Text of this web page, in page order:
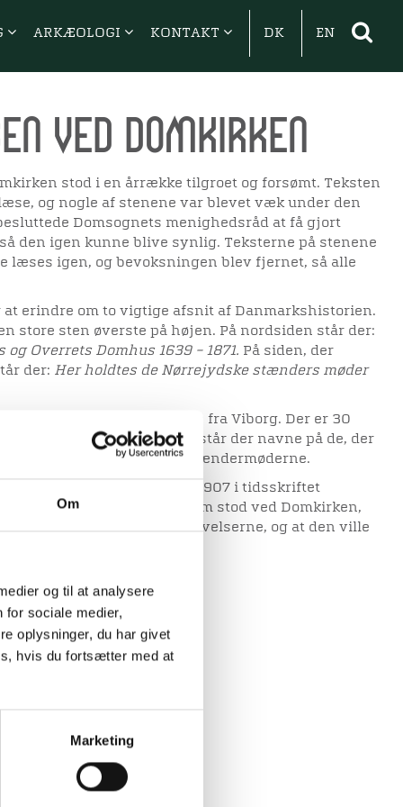
Om
og til at analysere
for sociale medier,
oplysninger, du har givet
hvis du fortsætter med at
Marketing
ARKÆOLOGI KONTAKT DK EN
ved Domkirken
stod i en årrække tilgroet og forsømt. Teksten
og nogle af stenene var blevet væk under den
Domsognets menighedsråd at få gjort
den igen kunne blive synlig. Teksterne på stenene
læses igen, og bevoksningen blev fjernet, så alle
erindre om to vigtige afsnit af Danmarkshistorien.
store sten øverste på højen. På nordsiden står der:
Overrets Domhus 1639 – 1871. På siden, der
der: Her holdtes de Nørrejydske stænders møder
på initiativ af nogle borgere fra Viborg. Der er 30
der noget på. På stenene står der navne på de, der
og overretten samt stændermøderne.
Johnsen argumenterede i 1907 i tidsskriftet
(Mindedyssen), som stod ved Domkirken,
ikke passede ind i omgivelserne, og at den ville
marts 1907.